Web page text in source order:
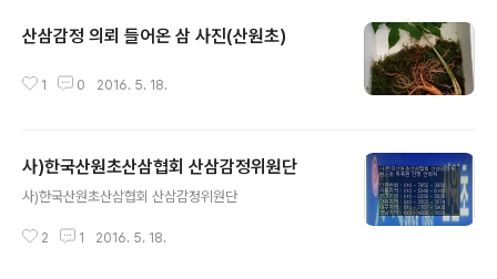
산삼감정 의뢰 들어온 삼 사진(산원초)
1 0 2016. 5. 18.
사)한국산원초산삼협회 산삼감정위원단
사)한국산원초산삼협회 산삼감정위원단
2 1 2016. 5. 18.